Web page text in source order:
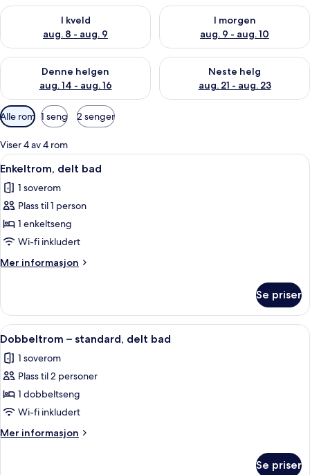
I kveld
aug. 8 - aug. 9
Sjekk tilgjengelighet for i kveld, aug. 8 - aug. 9
I morgen
aug. 9 - aug. 10
Sjekk tilgjengelighet for i
Denne helgen
aug. 14 - aug. 16
Sjekk tilgjengelighet for denne helgen, aug. 14 - aug. 16
Neste helg
aug. 21 - aug. 23
Sjekk tilgjengelighet for
Tilgjengelige
filtre
for
rom
Alle rom 1 seng 2 senger
Viser 4 av 4 rom
Åpne
alle
bildene
av
Enkeltrom,
delt
bad
11
Enkeltrom, delt bad
1 soverom
Plass til 1 person
1 enkeltseng
Wi-fi inkludert
Mer informasjon
Mer
delt
bad
Se priser
Åpne
alle
bildene
av
Dobbeltrom
–
standard,
delt
Dobbeltrom – standard, delt bad |
20
Dobbeltrom – standard, delt bad
1 soverom
Plass til 2 personer
1 dobbeltseng
Wi-fi inkludert
Mer informasjon
Mer
Se priser